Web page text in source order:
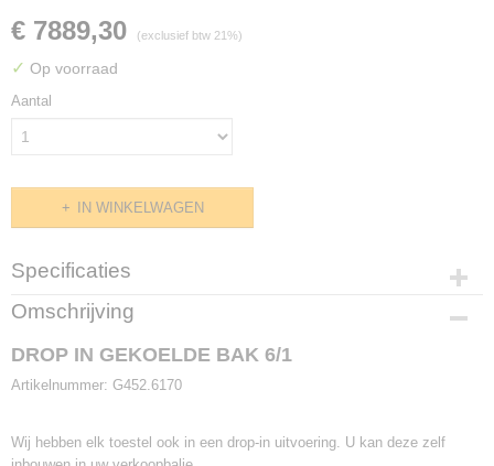
€ 7889,30 (exclusief btw 21%)
✓ Op voorraad
Aantal
IN WINKELWAGEN
Specificaties
Productcode
Omschrijving
DROP IN GEKOELDE BAK 6/1
Artikelnummer: G452.6170
Wij hebben elk toestel ook in een drop-in uitvoering. U kan deze zelf